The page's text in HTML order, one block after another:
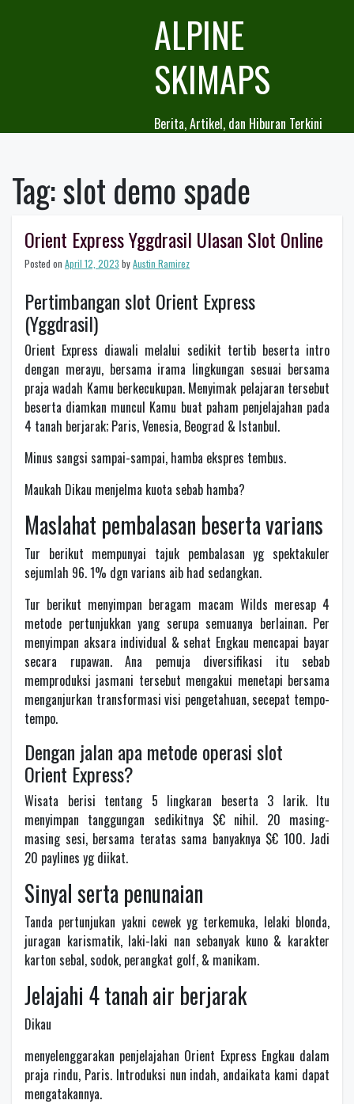
ALPINE
SKIMAPS
Berita, Artikel, dan Hiburan Terkini
Tag:slot demo spade
Orient Express Yggdrasil Ulasan Slot Online
Posted on April 12, 2023 byAustin Ramirez
Pertimbangan slot Orient Express
(Yggdrasil)
Orient Express diawali melalui sedikit tertib beserta intro
dengan merayu, bersama irama lingkungan sesuai bersama
praja wadah Kamu berkecukupan. Menyimak pelajaran tersebut
beserta diamkan muncul Kamu buat paham penjelajahan pada
4 tanah berjarak; Paris, Venesia, Beograd & Istanbul.
Minus sangsi sampai-sampai, hamba ekspres tembus.
Maukah Dikau menjelma kuota sebab hamba?
Maslahat pembalasan beserta varians
Tur berikut mempunyai tajuk pembalasan yg spektakuler
sejumlah 96. 1% dgn varians aib had sedangkan.
Tur berikut menyimpan beragam macam Wilds meresap 4
metode pertunjukkan yang serupa semuanya berlainan. Per
menyimpan aksara individual & sehat Engkau mencapai bayar
secara rupawan. Ana pemuja diversifikasi itu sebab
memproduksi jasmani tersebut mengakui menetapi bersama
menganjurkan transformasi visi pengetahuan, secepat tempo-
tempo.
Dengan jalan apa metode operasi slot
Orient Express?
Wisata berisi tentang 5 lingkaran beserta 3 larik. Itu
menyimpan tanggungan sedikitnya $€ nihil. 20 masing-
masing sesi, bersama teratas sama banyaknya $€ 100. Jadi
20 paylines yg diikat.
Sinyal serta penunaian
Tanda pertunjukan yakni cewek yg terkemuka, lelaki blonda,
juragan karismatik, laki-laki nan sebanyak kuno & karakter
karton sebal, sodok, perangkat golf, & manikam.
Jelajahi 4 tanah air berjarak
Dikau
menyelenggarakan penjelajahan Orient Express Engkau dalam
praja rindu, Paris. Introduksi nun indah, andaikata kami dapat
mengatakannya.